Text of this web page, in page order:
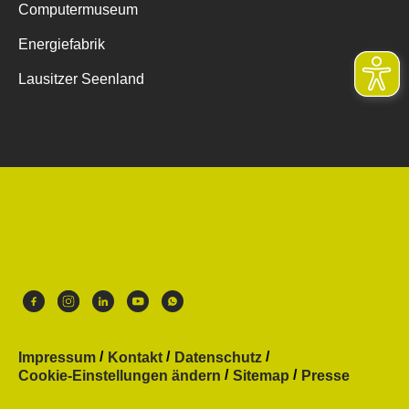
Computermuseum
Energiefabrik
Lausitzer Seenland
Impressum Kontakt
Datenschutz
Cookie-Einstellungen ändern
Sitemap Presse